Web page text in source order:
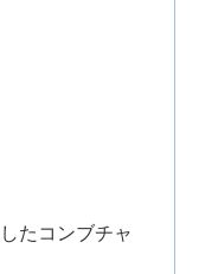
たコンブチャ